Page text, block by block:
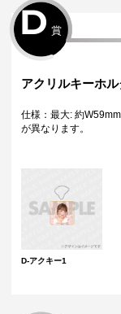
D 賞
アクリルキーホ
仕様：最大: 約
が異なります。
D-アクキー1